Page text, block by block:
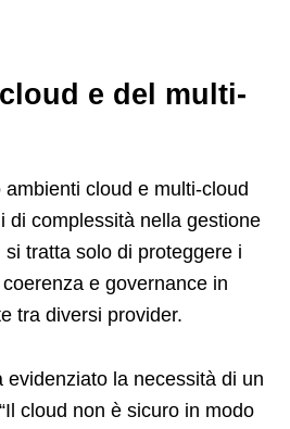
e del multi-
cloud e multi-cloud
di complessità nella gestione
tratta solo di proteggere i
e governance in
tra diversi provider.
evidenziato la necessità di un
cloud non è sicuro in modo